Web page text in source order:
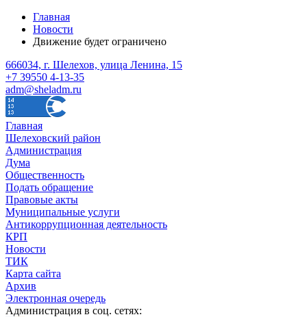
Главная
Новости
Движение будет ограничено
666034, г. Шелехов, улица Ленина, 15
+7 39550 4-13-35
adm@sheladm.ru
Главная
Шелеховский район
Администрация
Дума
Общественность
Подать обращение
Правовые акты
Муниципальные услуги
Антикоррупционная деятельность
КРП
Новости
ТИК
Карта сайта
Архив
Электронная очередь
Администрация в соц. сетях: